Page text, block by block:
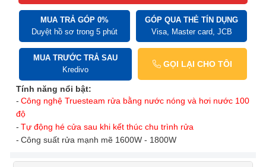
MUA TRẢ GÓP 0%
Duyệt hồ sơ trong 5 phút
GÓP QUA THẺ TÍN DỤNG
Visa, Master card, JCB
MUA TRƯỚC TRẢ SAU
Kredivo
GỌI LẠI CHO TÔI
Tính năng nổi bật:
Công nghệ Truesteam rửa bằng nước nóng và hơi nước 100
độ
Tự động hé cửa sau khi kết thúc chu trình rửa
Công suất rửa mạnh mẽ 1600W - 1800W